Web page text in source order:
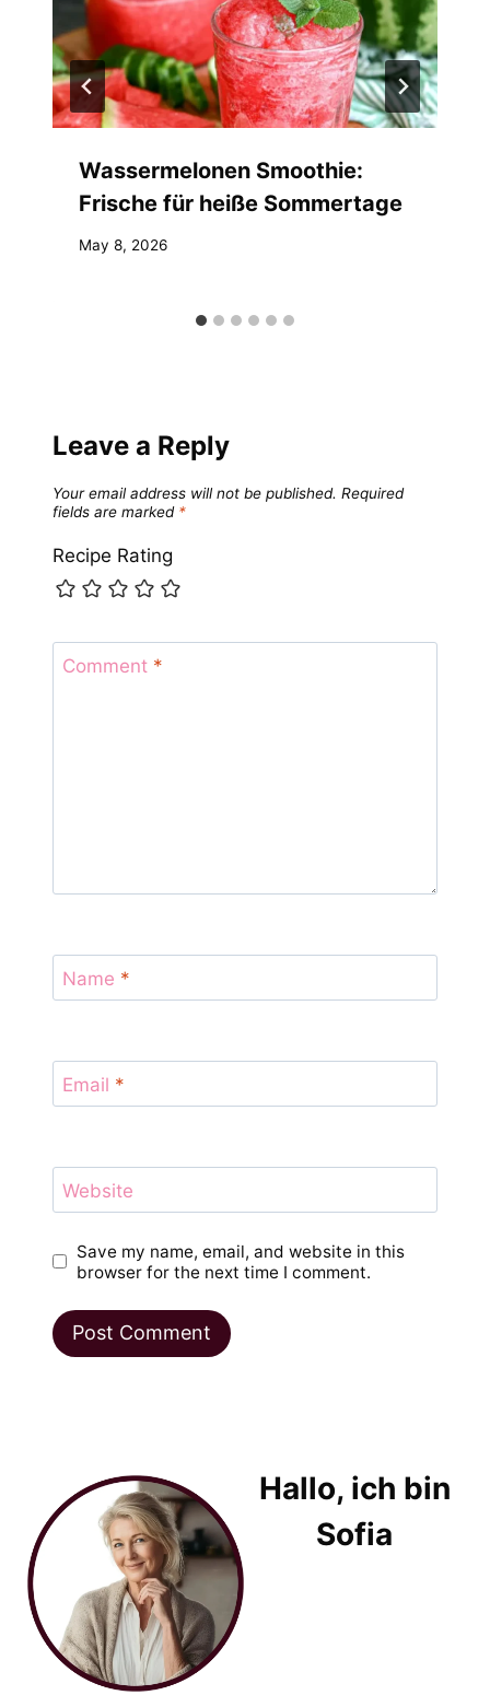
Wassermelonen Smoothie:
Frische für heiße Sommertage
May 8, 2026
Leave a Reply
Your email address will not be published. Required
fields are marked *
Recipe Rating
Comment *
Name *
Email *
Website
Save my name, email, and website in this
browser for the next time I comment.
Hallo, ich bin
Sofia